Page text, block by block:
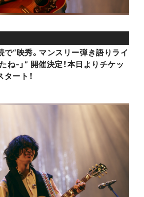
で“映秀。マンスリー弾き語りライ
ね-」” 開催決定！本日よりチケッ
ート！